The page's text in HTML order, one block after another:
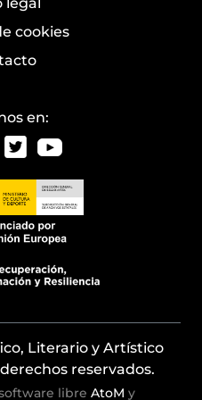
cookies
en:
Literario y Artístico
reservados.
libre AtoM y